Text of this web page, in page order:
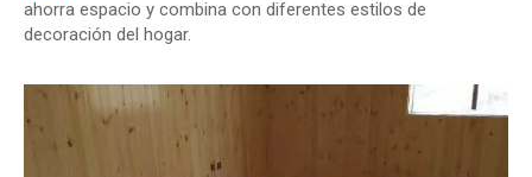
ahorra espacio y combina con diferentes estilos de
decoración del hogar.